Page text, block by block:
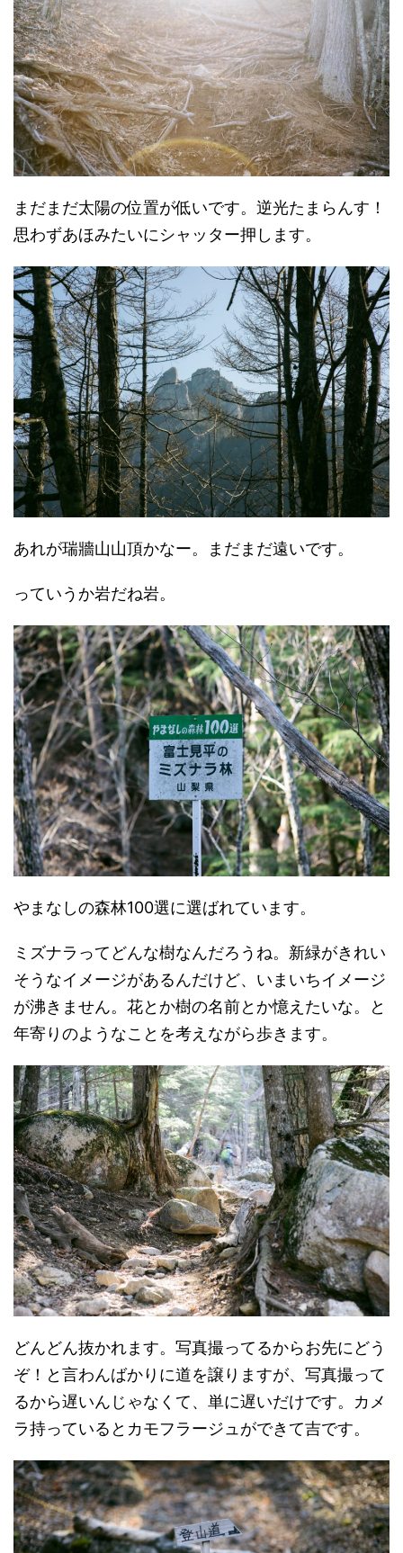
まだまだ太陽の位置が低いです。逆光たまらんす！
思わずあほみたいにシャッター押します。
あれが瑞牆山山頂かなー。まだまだ遠いです。
っていうか岩だね岩。
やまなしの森林100選に選ばれています。
ミズナラってどんな樹なんだろうね。新緑がきれい
そうなイメージがあるんだけど、いまいちイメージ
が沸きません。花とか樹の名前とか憶えたいな。と
年寄りのようなことを考えながら歩きます。
どんどん抜かれます。写真撮ってるからお先にどう
ぞ！と言わんばかりに道を譲りますが、写真撮って
るから遅いんじゃなくて、単に遅いだけです。カメ
ラ持っているとカモフラージュができて吉です。